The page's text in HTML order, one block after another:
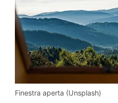
Finestra aperta (Unsplash)